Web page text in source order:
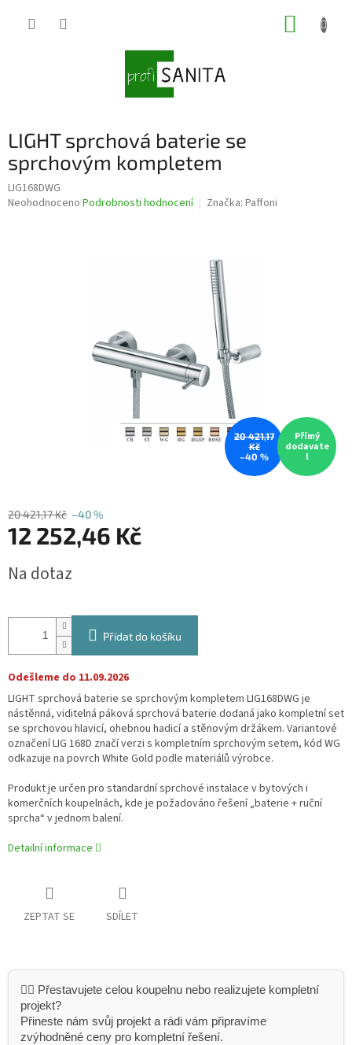
LIGHT sprchová baterie se
sprchovým kompletem
LIG168DWG
Průměrné
Neohodnoceno Podrobnosti hodnocení Značka: Paffoni
20 421,17
Kč
–40 %
Přímý
dodavate
l
20 421,17 Kč –40 %
12 252,46 Kč
cena:
Na dotaz
Přidat do košíku
Odešleme do 11.09.2026
LIGHT sprchová baterie se sprchovým kompletem LIG168DWG je
nástěnná, viditelná páková sprchová baterie dodaná jako kompletní set
se sprchovou hlavicí, ohebnou hadicí a stěnovým držákem. Variantové
označení LIG 168D značí verzi s kompletním sprchovým setem, kód WG
odkazuje na povrch White Gold podle materiálů výrobce.
Produkt je určen pro standardní sprchové instalace v bytových i
komerčních koupelnách, kde je požadováno řešení „baterie + ruční
sprcha“ v jednom balení.
Detailní informace
ZEPTAT SE SDÍLET
👷‍♂️ Přestavujete celou koupelnu nebo realizujete kompletní
projekt?
Přineste nám svůj projekt a rádi vám připravíme
zvýhodněné ceny pro kompletní řešení.